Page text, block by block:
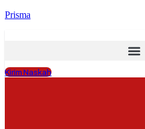
Prisma
Kirim Naskah